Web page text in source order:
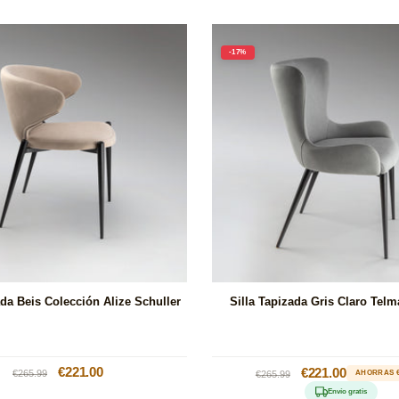
Beis Colección Alize Schuller
Precio
€265.99
Precio
€221.00
-17%
Silla Tapizada Gris Claro
Precio
€265.99
Precio
de
€221.00 AHORRAS
Envío gratis